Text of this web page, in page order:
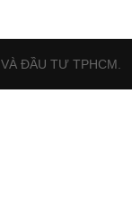
ĐẦU TƯ TPHCM.